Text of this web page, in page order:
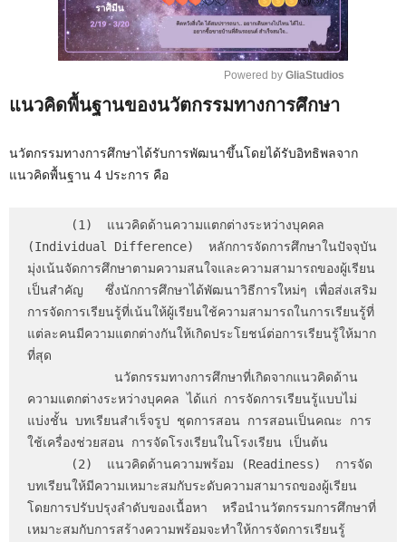
M
t
Powered by GliaStudios
แนวคิดพื้นฐานของนวัตกรรมทางการศึกษา
นวัตกรรมทางการศึกษาได้รับการพัฒนาขึ้นโดยได้รับอิทธิพลจาก
แนวคิดพื้นฐาน 4 ประการ คือ
(Individual Difference)  หลักการจัดการศึกษาในปัจจุบัน
มุ่งเน้นจัดการศึกษาตามความสนใจและความสามารถของผู้เรียน
เป็นสำคัญ   ซึ่งนักการศึกษาได้พัฒนาวิธีการใหม่ๆ เพื่อส่งเสริม
การจัดการเรียนรู้ที่เน้นให้ผู้เรียนใช้ความสามารถในการเรียนรู้ที่
แต่ละคนมีความแตกต่างกันให้เกิดประโยชน์ต่อการเรียนรู้ให้มาก
ที่สุด
ความแตกต่างระหว่างบุคคล ได้แก่ การจัดการเรียนรู้แบบไม่
แบ่งชั้น บทเรียนสำเร็จรูป ชุดการสอน การสอนเป็นคณะ การ
ใช้เครื่องช่วยสอน การจัดโรงเรียนในโรงเรียน เป็นต้น
บทเรียนให้มีความเหมาะสมกับระดับความสามารถของผู้เรียน
โดยการปรับปรุงลำดับของเนื้อหา  หรือนำนวัตกรรมการศึกษาที่
เหมาะสมกับการสร้างความพร้อมจะทำให้การจัดการเรียนรู้